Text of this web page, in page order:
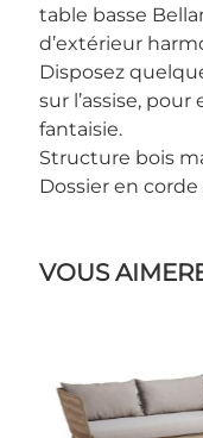
table basse
d’extérieur
Disposez
sur l’assise,
fantaisie.
Structure bois
Dossier en
VOUS